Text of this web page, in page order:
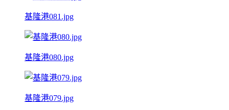
基隆港081.jpg
基隆港080.jpg
基隆港079.jpg